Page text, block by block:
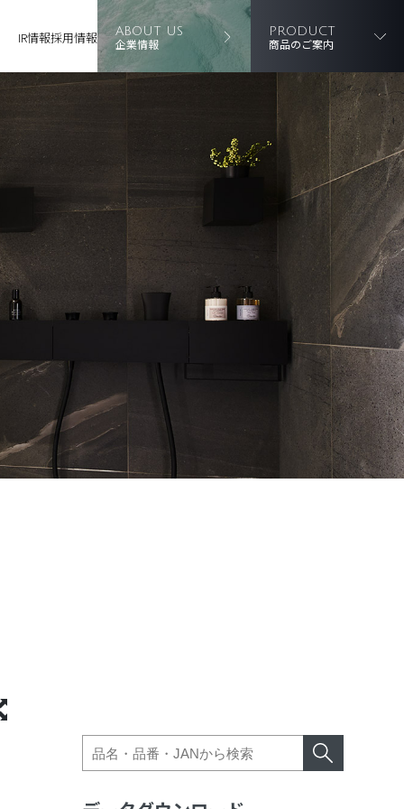
IR情報採用情報 ABOUT US
企業情報
PRODUCT
商品のご案内